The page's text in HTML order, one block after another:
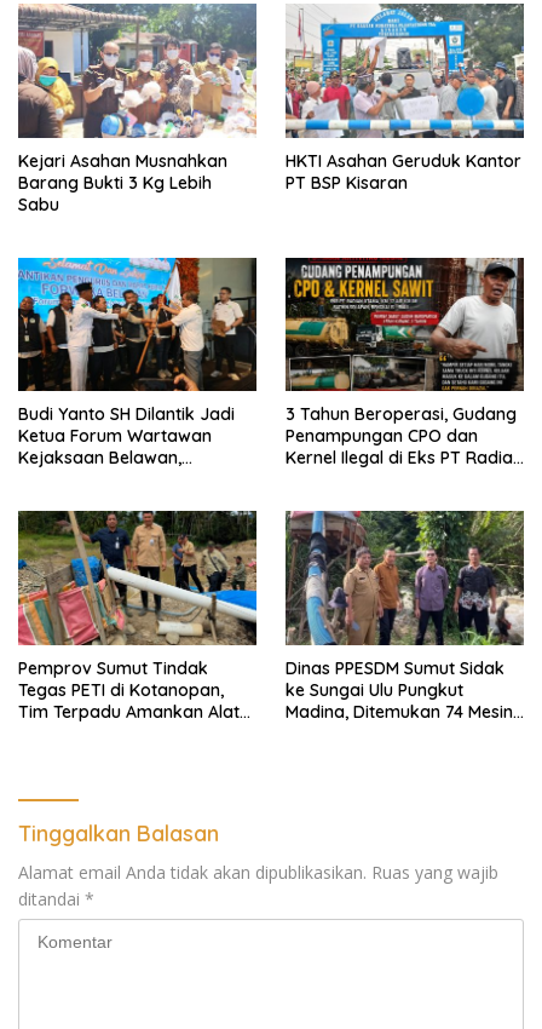
Kejari Asahan Musnahkan
Barang Bukti 3 Kg Lebih
Sabu
HKTI Asahan Geruduk Kantor
PT BSP Kisaran
Budi Yanto SH Dilantik Jadi
Ketua Forum Wartawan
Kejaksaan Belawan,
Pendampingan Hukum dan
Ekomoni Semua Anggota
3 Tahun Beroperasi, Gudang
Penampungan CPO dan
Kernel Ilegal di Eks PT Radian
Pemprov Sumut Tindak
Tegas PETI di Kotanopan,
Tim Terpadu Amankan Alat
Dinas PPESDM Sumut Sidak
ke Sungai Ulu Pungkut
Madina, Ditemukan 74 Mesin
Tinggalkan Balasan
Alamat email Anda tidak akan dipublikasikan. Ruas yang wajib
ditandai *